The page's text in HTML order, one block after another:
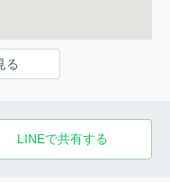
る
LINEで共有する